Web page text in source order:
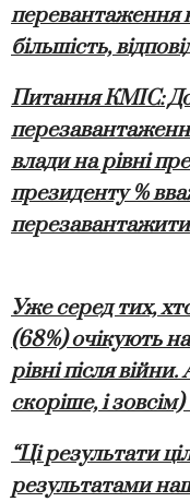
перевантаження
більшість,
Питання КМІС:
влади на рівні
президенту %
перезавантажити
Уже серед тих,
(68%) очікують
рівні після
скоріше, і
“Ці результати
результатами